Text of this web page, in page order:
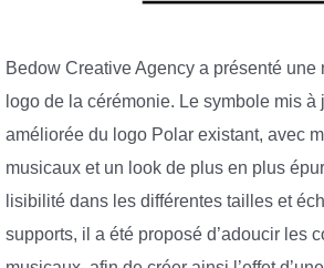
Bedow Creative Agency a présenté une
logo de la cérémonie. Le symbole mis à
améliorée du logo Polar existant, avec
musicaux et un look de plus en plus
lisibilité dans les différentes tailles et
supports, il a été proposé d’adoucir les